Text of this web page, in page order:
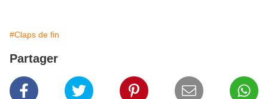
#Claps de fin
Partager